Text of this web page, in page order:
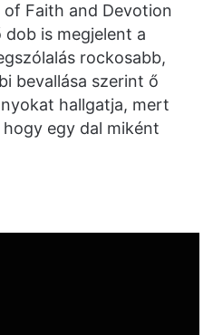
Faith and Devotion
is megjelent a
rockosabb,
bevallása szerint ő
hallgatja, mert
egy dal miként